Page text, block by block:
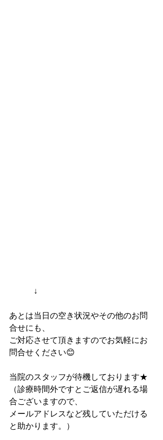
↓
あとは当日の空き状況やその他のお問
合せにも、
ご対応させて頂きますのでお気軽にお
問合せください😊
当院のスタッフが待機しております★
（診療時間外ですとご返信が遅れる場
合ございますので、
メールアドレスなど残していただける
と助かります。）